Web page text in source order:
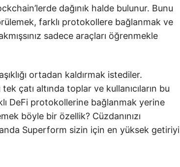
dağınık halde bulunur. Bunu
farklı protokollere bağlanmak ve
sadece araçları öğrenmekle
ortadan kaldırmak istediler.
çatı altında toplar ve kullanıcıların bu
DeFi protokollerine bağlanmak yerine
böyle bir özellik? Cüzdanınızı
planda Superform sizin için en yüksek getiriyi